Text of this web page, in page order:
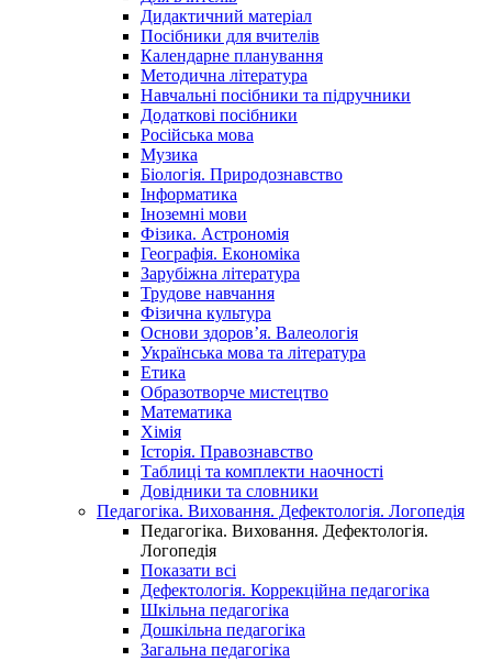
Дидактичний матеріал
Посібники для вчителів
Календарне планування
Методична література
Навчальні посібники та підручники
Додаткові посібники
Російська мова
Музика
Біологія. Природознавство
Інформатика
Іноземні мови
Фізика. Астрономія
Географія. Економіка
Зарубіжна література
Трудове навчання
Фізична культура
Основи здоров’я. Валеологія
Українська мова та література
Етика
Образотворче мистецтво
Математика
Хімія
Історія. Правознавство
Таблиці та комплекти наочності
Довідники та словники
Педагогіка. Виховання. Дефектологія. Логопедія
Педагогіка. Виховання. Дефектологія.
Логопедія
Показати всі
Дефектологія. Коррекційна педагогіка
Шкільна педагогіка
Дошкільна педагогіка
Загальна педагогіка